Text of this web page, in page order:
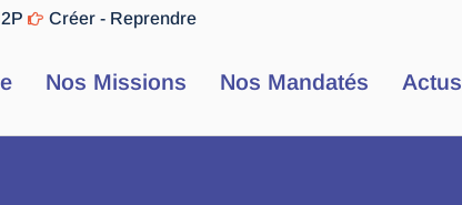
Créer - Reprendre
Nos Missions Nos Mandatés Actus